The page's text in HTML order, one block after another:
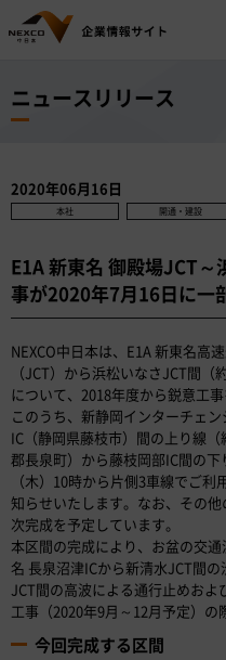
ニュースリリース
2020年06月16日
本社 開通・建設
E1A 新東名 御殿場JCT
事が2020年7月16日に一
NEXCO中日本は、E1A 新東名高
（JCT）から浜松いなさJCT間
について、2018年度から鋭意工事
このうち、新静岡インターチェ
IC（静岡県藤枝市）間の上り線
郡長泉町）から藤枝岡部IC間の
（木）10時から片側3車線でご
知らせいたします。なお、その
次完成を予定しています。
本区間の完成により、お盆の交
名 長泉沼津ICから新清水JCT間
JCT間の高波による通行止めお
工事（2020年9月～12月予定）の
今回完成する区間